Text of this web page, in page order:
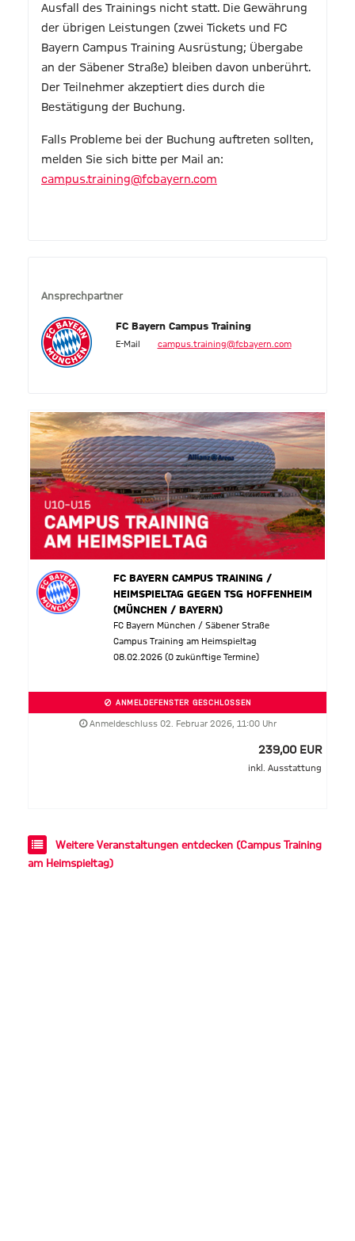
Ausfall des Trainings nicht statt. Die Gewährung
der übrigen Leistungen (zwei Tickets und FC
Bayern Campus Training Ausrüstung; Übergabe
an der Säbener Straße) bleiben davon unberührt.
Der Teilnehmer akzeptiert dies durch die
Bestätigung der Buchung.
Falls Probleme bei der Buchung auftreten sollten,
melden Sie sich bitte per Mail an:
campus.training@fcbayern.com
Ansprechpartner
FC Bayern Campus Training
E-Mail campus.training@fcbayern.com
FC BAYERN CAMPUS TRAINING /
HEIMSPIELTAG GEGEN TSG HOFFENHEIM
(MÜNCHEN / BAYERN)
FC Bayern München / Säbener Straße
Campus Training am Heimspieltag
08.02.2026 (0 zukünftige Termine)
ANMELDEFENSTER GESCHLOSSEN
Anmeldeschluss 02. Februar 2026, 11:00 Uhr
239,00 EUR
inkl. Ausstattung
Weitere Veranstaltungen entdecken (Campus Training
am Heimspieltag)